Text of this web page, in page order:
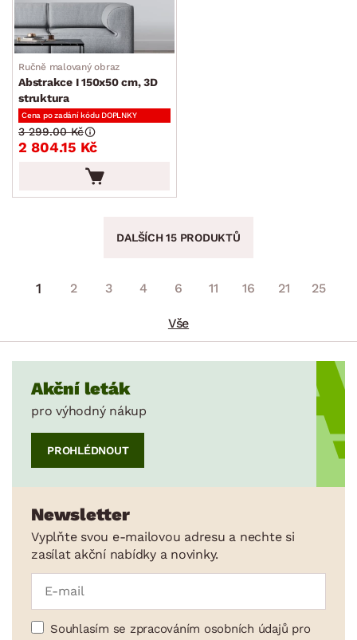
Ručně malovaný obraz
Abstrakce I 150x50 cm, 3D
struktura
Cena po zadání kódu DOPLNKY
2 804.15 Kč
3 299.00 Kč
DALŠÍCH 15 PRODUKTŮ
1 2 3 4 6 11 16 21 25
Vše
Akční leták
pro výhodný nákup
PROHLÉDNOUT
Newsletter
Vyplňte svou e-mailovou adresu a nechte si
zasílat akční nabídky a novinky.
Souhlasím se zpracováním osobních údajů pro